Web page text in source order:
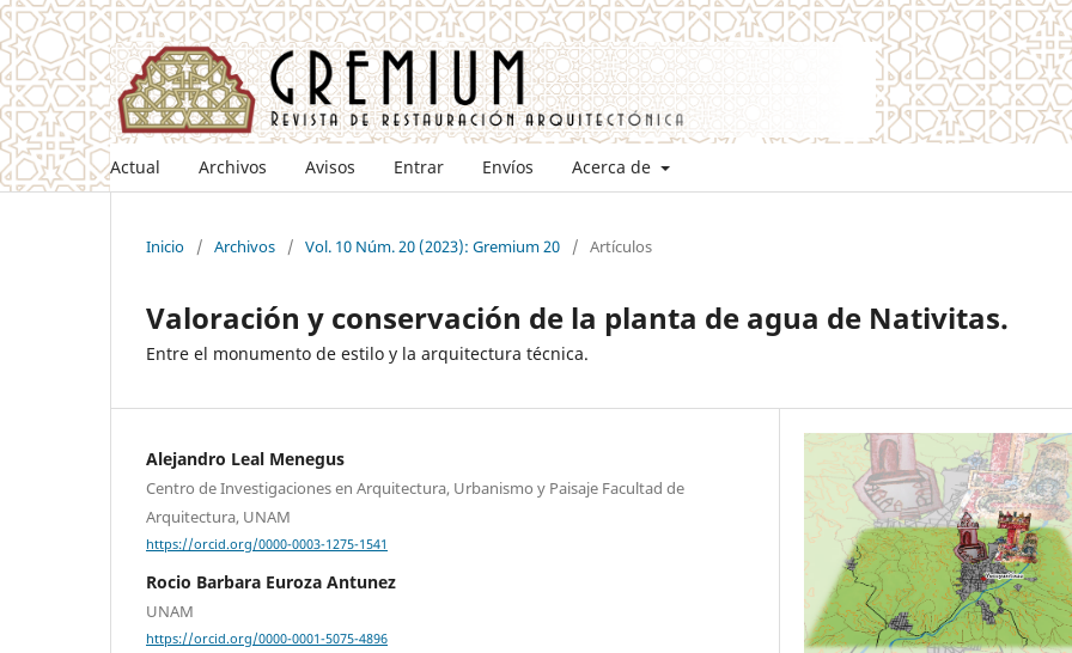
Actual Archivos Avisos Entrar Envíos Acerca de
Inicio / Archivos / Vol. 10 Núm. 20 (2023): Gremium 20 / Artículos
Valoración y conservación de la planta de agua de Nativitas.
Entre el monumento de estilo y la arquitectura técnica.
Alejandro Leal Menegus
Centro de Investigaciones en Arquitectura, Urbanismo y Paisaje Facultad de
Arquitectura, UNAM
https://orcid.org/0000-0003-1275-1541
Rocio Barbara Euroza Antunez
UNAM
https://orcid.org/0000-0001-5075-4896